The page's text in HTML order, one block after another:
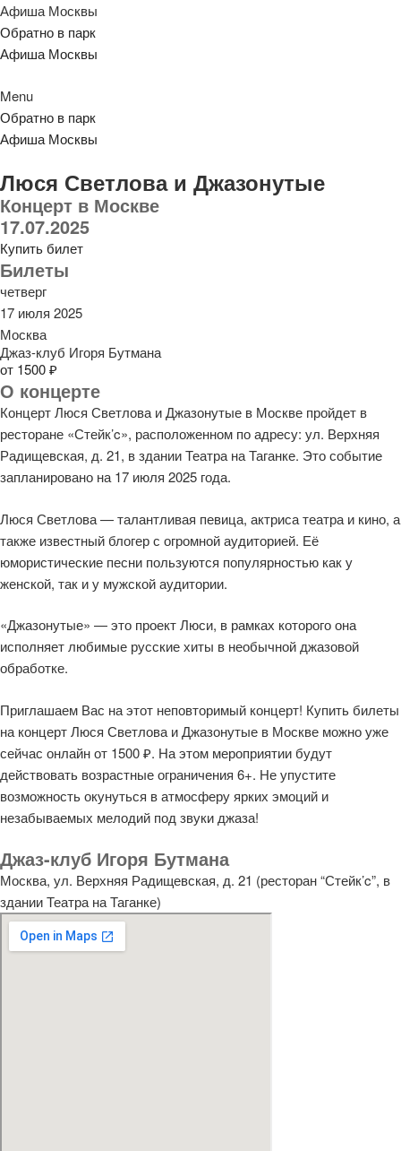
Афиша Москвы
Обратно в парк
Афиша Москвы
Menu
Обратно в парк
Афиша Москвы
Люся Светлова и Джазонутые
Концерт в Москве
17.07.2025
Купить билет
Билеты
четверг
17 июля 2025
Москва
Джаз-клуб Игоря Бутмана
от 1500 ₽
О концерте
Концерт Люся Светлова и Джазонутые в Москве пройдет в
ресторане «Стейк’c», расположенном по адресу: ул. Верхняя
Радищевская, д. 21, в здании Театра на Таганке. Это событие
запланировано на 17 июля 2025 года.
Люся Светлова — талантливая певица, актриса театра и кино, а
также известный блогер с огромной аудиторией. Её
юмористические песни пользуются популярностью как у
женской, так и у мужской аудитории.
«Джазонутые» — это проект Люси, в рамках которого она
исполняет любимые русские хиты в необычной джазовой
обработке.
Приглашаем Вас на этот неповторимый концерт! Купить билеты
на концерт Люся Светлова и Джазонутые в Москве можно уже
сейчас онлайн от 1500 ₽. На этом мероприятии будут
действовать возрастные ограничения 6+. Не упустите
возможность окунуться в атмосферу ярких эмоций и
незабываемых мелодий под звуки джаза!
Джаз-клуб Игоря Бутмана
Москва, ул. Верхняя Радищевская, д. 21 (ресторан “Стейк’c”, в
здании Театра на Таганке)